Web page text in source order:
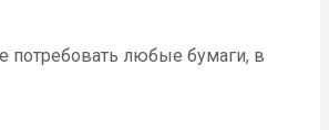
потребовать любые бумаги, в